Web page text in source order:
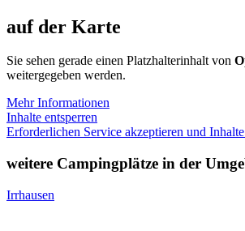
auf der Karte
Sie sehen gerade einen Platzhalterinhalt von
weitergegeben werden.
Mehr Informationen
Inhalte entsperren
Erforderlichen Service akzeptieren und
weitere Campingplätze in der
Irrhausen